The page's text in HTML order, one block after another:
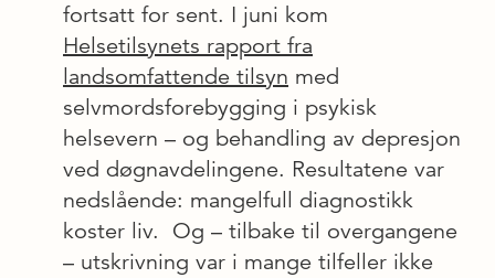
fortsatt for sent. I juni kom
Helsetilsynets rapport fra
landsomfattende tilsyn med
selvmordsforebygging i psykisk
helsevern – og behandling av depresjon
ved døgnavdelingene. Resultatene var
nedslående: mangelfull diagnostikk
koster liv. Og – tilbake til overgangene
– utskrivning var i mange tilfeller ikke